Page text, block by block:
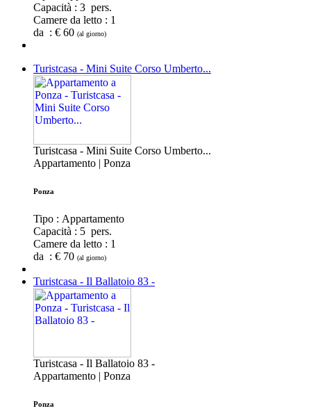
Capacità : 3 pers.
Camere da letto : 1
da : € 60 (al giorno)
Turistcasa - Mini Suite Corso Umberto...
Turistcasa - Mini Suite Corso Umberto...
Appartamento | Ponza
Ponza
Tipo : Appartamento
Capacità : 5 pers.
Camere da letto : 1
da : € 70 (al giorno)
Turistcasa - Il Ballatoio 83 -
Turistcasa - Il Ballatoio 83 -
Appartamento | Ponza
Ponza